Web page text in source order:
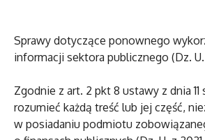
Sprawy dotyczące ponownego
informacji sektora publicznego (Dz. U.
Zgodnie z art. 2 pkt 8 ustawy z dnia
rozumieć każdą treść lub jej część,
w posiadaniu podmiotu